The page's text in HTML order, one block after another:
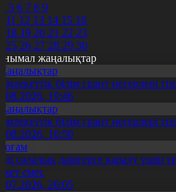
5 6 7 8 9
11 12 13 14 15 16
18 19 20 21 22 23
25 26 27 28 29 30
жаңалықтар
білім грант иегерлері
19:46
білім грант иегерлері
16:50
салалық дәрігерге қаралу үшін
емес
20:05